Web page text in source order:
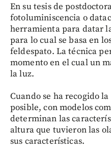
En su tesis de
fotoluminiscencia o
herramienta para datar
para lo cual se basa en
feldespato. La técnica
momento en el cual un
la luz.
Cuando se ha recogido
posible, con modelos
determinan las
altura que tuvieron las
sus características.